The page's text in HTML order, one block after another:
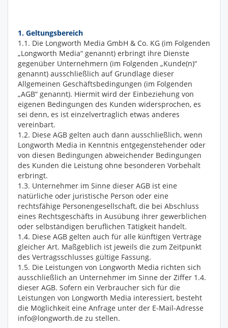
1. Geltungsbereich
1.1. Die Longworth Media GmbH & Co. KG (im Folgenden
„Longworth Media“ genannt) erbringt ihre Dienste
gegenüber Unternehmern (im Folgenden „Kunde(n)“
genannt) ausschließlich auf Grundlage dieser
Allgemeinen Geschäftsbedingungen (im Folgenden
„AGB“ genannt). Hiermit wird der Einbeziehung von
eigenen Bedingungen des Kunden widersprochen, es
sei denn, es ist einzelvertraglich etwas anderes
vereinbart.
1.2. Diese AGB gelten auch dann ausschließlich, wenn
Longworth Media in Kenntnis entgegenstehender oder
von diesen Bedingungen abweichender Bedingungen
des Kunden die Leistung ohne besonderen Vorbehalt
erbringt.
1.3. Unternehmer im Sinne dieser AGB ist eine
natürliche oder juristische Person oder eine
rechtsfähige Personengesellschaft, die bei Abschluss
eines Rechtsgeschäfts in Ausübung ihrer gewerblichen
oder selbständigen beruflichen Tätigkeit handelt.
1.4. Diese AGB gelten auch für alle künftigen Verträge
gleicher Art. Maßgeblich ist jeweils die zum Zeitpunkt
des Vertragsschlusses gültige Fassung.
1.5. Die Leistungen von Longworth Media richten sich
ausschließlich an Unternehmer im Sinne der Ziffer 1.4.
dieser AGB. Sofern ein Verbraucher sich für die
Leistungen von Longworth Media interessiert, besteht
die Möglichkeit eine Anfrage unter der E-Mail-Adresse
info@longworth.de zu stellen.